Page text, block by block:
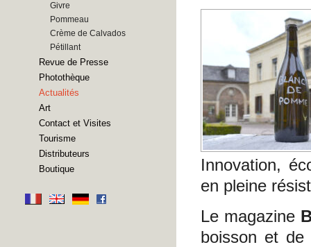
Givre
Pommeau
Crème de Calvados
Pétillant
Revue de Presse
Photothèque
Actualités
Art
Contact et Visites
Tourisme
Distributeurs
Boutique
Innovation,
en pleine
Le magazine
boisson et